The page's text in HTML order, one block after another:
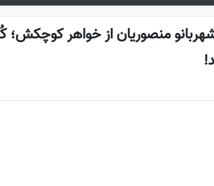
منصوریان از خواهر کوچکش؛